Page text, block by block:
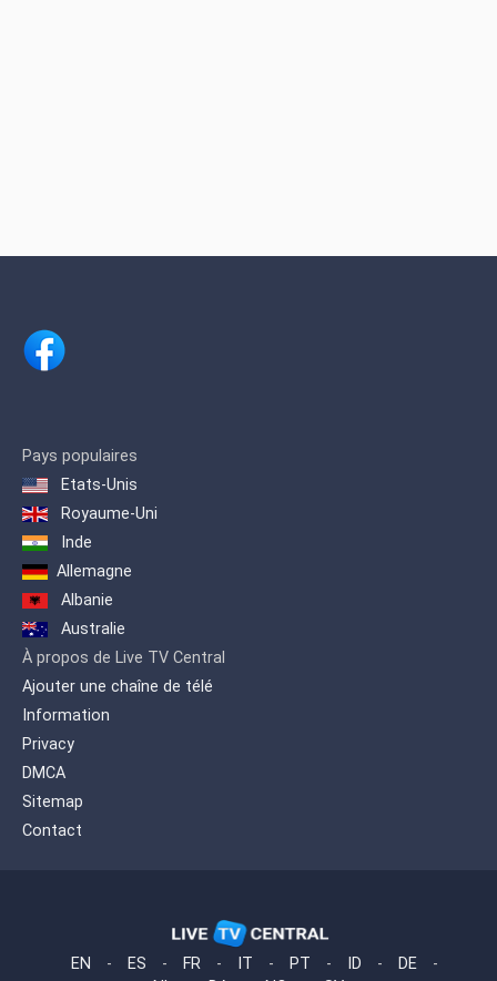
Pays populaires
Etats-Unis
Royaume-Uni
Inde
Allemagne
Albanie
Australie
À propos de Live TV Central
Ajouter une chaîne de télé
Information
Privacy
DMCA
Sitemap
Contact
EN - ES - FR - IT - PT - ID - DE
-